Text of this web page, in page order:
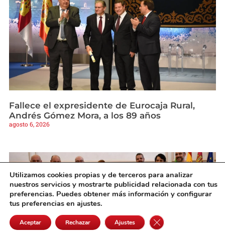
Fallece el expresidente de Eurocaja Rural,
Andrés Gómez Mora, a los 89 años
agosto 6, 2026
Utilizamos cookies propias y de terceros para analizar
nuestros servicios y mostrarte publicidad relacionada con tus
preferencias. Puedes obtener más información y configurar
tus preferencias en ajustes.
Aceptar Rechazar Ajustes Cerrar el banner de